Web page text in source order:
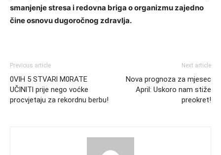
smanjenje stresa i redovna briga o organizmu zajedno
čine osnovu dugoročnog zdravlja.
Previous article
0VlH 5 STVARl M0RATE
UČlNlTl prije nego voćke
procvjetaju za rekordnu berbu!
Next article
Nova prognoza za mjesec
April: Uskoro nam stiže
preokret!